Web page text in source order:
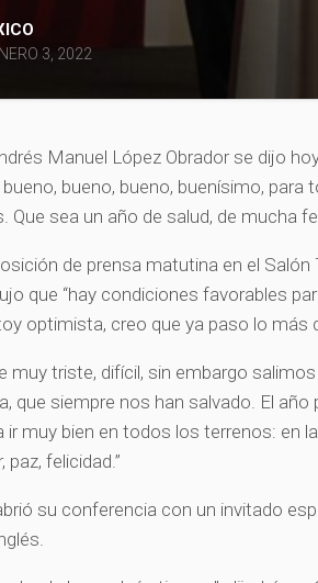
3, 2022
Manuel López Obrador se dijo
bueno, bueno, bueno, buenísimo,
Que sea un año de salud, de mucha
de prensa matutina en el
que “hay condiciones favorables
optimista, creo que ya paso lo más
muy triste, difícil, sin embargo
que siempre nos han salvado. El
ir muy bien en todos los terrenos: en
paz, felicidad.”
su conferencia con un invitado